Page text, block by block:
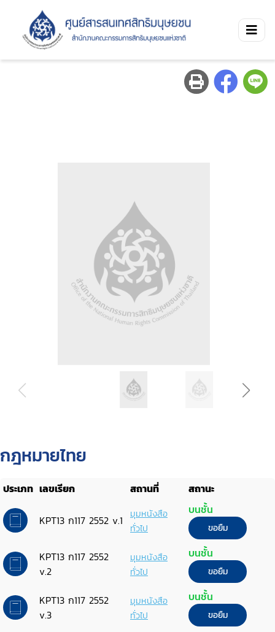
กฎหมายไทย
ประเภท เลขเรียก สถานที่ สถานะ
KPT13 ก117 2552 v.1
มุมหนังสือ
ทั่วไป
บนชั้น
ขอยืม
KPT13 ก117 2552
v.2
มุมหนังสือ
ทั่วไป
บนชั้น
ขอยืม
KPT13 ก117 2552
v.3
มุมหนังสือ
ทั่วไป
บนชั้น
ขอยืม